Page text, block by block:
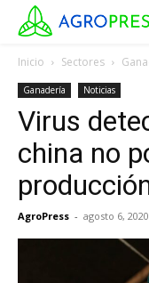
Inicio Sectores
Ganadería Noticias
Virus
china no
AgroPress - agosto 6, 2020